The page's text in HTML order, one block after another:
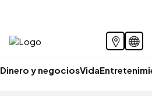
Dinero y negociosVida